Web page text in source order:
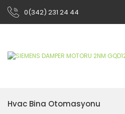
0(342) 231 24 44
Hvac Bina Otomasyonu